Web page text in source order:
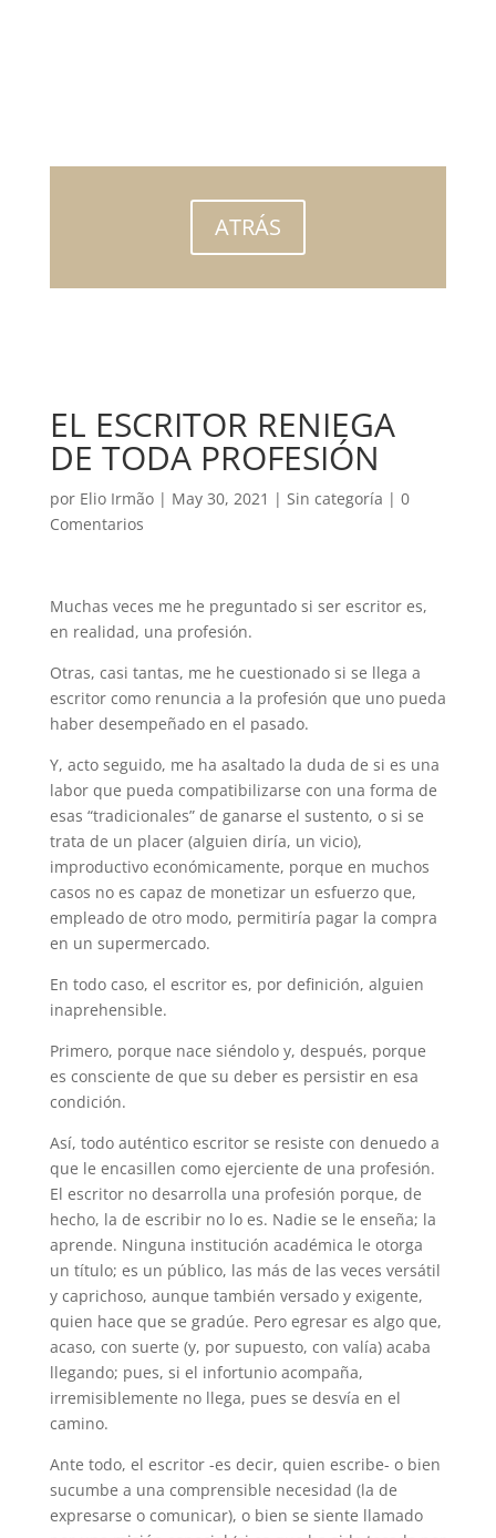
ATRÁS
EL ESCRITOR RENIEGA
DE TODA PROFESIÓN
por Elio Irmão| May 30, 2021 | Sin categoría | 0
Comentarios
Muchas veces me he preguntado si ser escritor es,
en realidad, una profesión.
Otras, casi tantas, me he cuestionado si se llega a
escritor como renuncia a la profesión que uno pueda
haber desempeñado en el pasado.
Y, acto seguido, me ha asaltado la duda de si es una
labor que pueda compatibilizarse con una forma de
esas “tradicionales” de ganarse el sustento, o si se
trata de un placer (alguien diría, un vicio),
improductivo económicamente, porque en muchos
casos no es capaz de monetizar un esfuerzo que,
empleado de otro modo, permitiría pagar la compra
en un supermercado.
En todo caso, el escritor es, por definición, alguien
inaprehensible.
Primero, porque nace siéndolo y, después, porque
es consciente de que su deber es persistir en esa
condición.
Así, todo auténtico escritor se resiste con denuedo a
que le encasillen como ejerciente de una profesión.
El escritor no desarrolla una profesión porque, de
hecho, la de escribir no lo es. Nadie se le enseña; la
aprende. Ninguna institución académica le otorga
un título; es un público, las más de las veces versátil
y caprichoso, aunque también versado y exigente,
quien hace que se gradúe. Pero egresar es algo que,
acaso, con suerte (y, por supuesto, con valía) acaba
llegando; pues, si el infortunio acompaña,
irremisiblemente no llega, pues se desvía en el
camino.
Ante todo, el escritor -es decir, quien escribe- o bien
sucumbe a una comprensible necesidad (la de
expresarse o comunicar), o bien se siente llamado